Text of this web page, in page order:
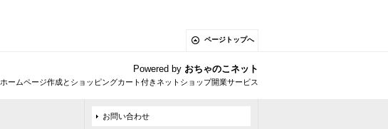
ページトップへ
Powered by おちゃのこネット
ホームページ作成とショッピングカート付きネットショップ開業サービス
お問い合わせ